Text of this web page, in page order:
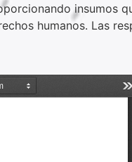
insumos
humanos. Las